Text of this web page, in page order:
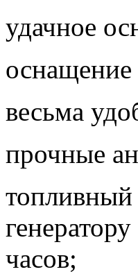
удачное
оснащение
весьма
прочные
топливный
часов;